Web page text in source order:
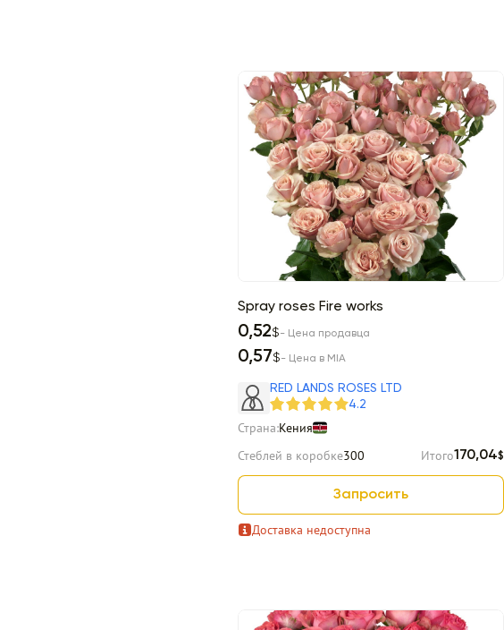
Spray roses Fire works
0,52$- Цена продавца
0,57$- Цена в MIA
RED LANDS ROSES LTD
4.2
Страна:Кения
Стеблей в коробке300 Итого170,04$
Запросить
Доставка недоступна